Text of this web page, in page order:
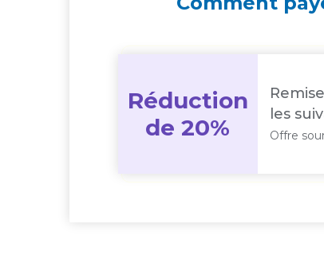
Réduction
de 20%
les
Offre